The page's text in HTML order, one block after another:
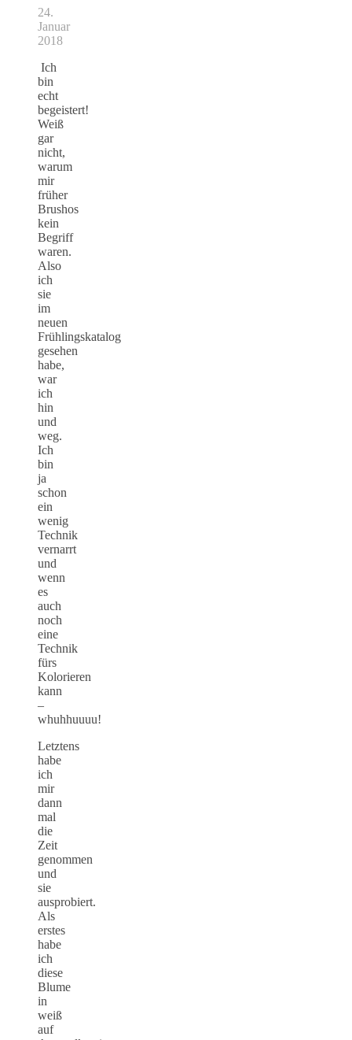
24.
Januar
2018
Ich
bin
echt
begeistert!
Weiß
gar
nicht,
warum
mir
früher
Brushos
kein
Begriff
waren.
Also
ich
sie
im
neuen
Frühlingskatalog
gesehen
habe,
war
ich
hin
und
weg.
Ich
bin
ja
schon
ein
wenig
Technik
vernarrt
und
wenn
es
auch
noch
eine
Technik
fürs
Kolorieren
kann
–
whuhhuuuu!
Letztens
habe
ich
mir
dann
mal
die
Zeit
genommen
und
sie
ausprobiert.
Als
erstes
habe
ich
diese
Blume
in
weiß
auf